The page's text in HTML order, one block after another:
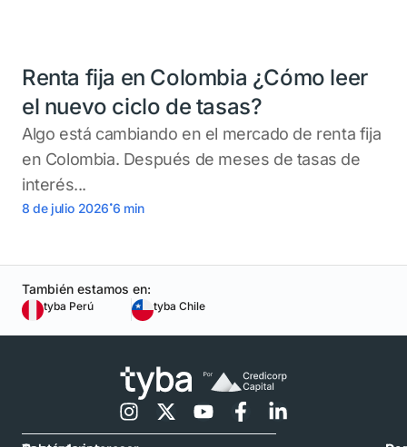
Renta fija en Colombia ¿Cómo leer
el nuevo ciclo de tasas?
Algo está cambiando en el mercado de renta fija
en Colombia. Después de meses de tasas de
interés...
8 de julio 2026.6 min
También estamos en:
tyba Perú tyba Chile